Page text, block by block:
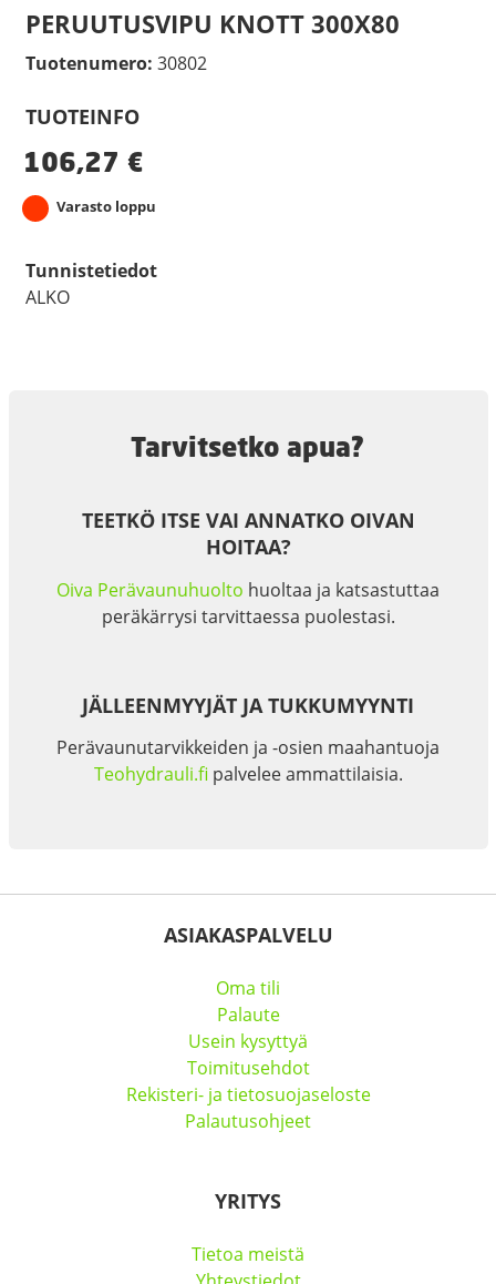
PERUUTUSVIPU KNOTT 300X80
Tuotenumero: 30802
TUOTEINFO
106,27 €
Varasto loppu
Tunnistetiedot
ALKO
Tarvitsetko apua?
TEETKÖ ITSE VAI ANNATKO OIVAN
HOITAA?
Oiva Perävaunuhuolto huoltaa ja katsastuttaa
peräkärrysi tarvittaessa puolestasi.
JÄLLEENMYYJÄT JA TUKKUMYYNTI
Perävaunutarvikkeiden ja -osien maahantuoja
Teohydrauli.fi palvelee ammattilaisia.
ASIAKASPALVELU
Oma tili
Palaute
Usein kysyttyä
Toimitusehdot
Rekisteri- ja tietosuojaseloste
Palautusohjeet
YRITYS
Tietoa meistä